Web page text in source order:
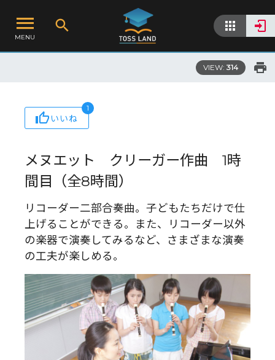
MENU
VIEW: 314
いいね
1
メヌエット クリーガー作曲 1時
間目（全8時間）
リコーダー二部合奏曲。子どもたちだけで仕
上げることができる。また、リコーダー以外
の楽器で演奏してみるなど、さまざまな演奏
の工夫が楽しめる。